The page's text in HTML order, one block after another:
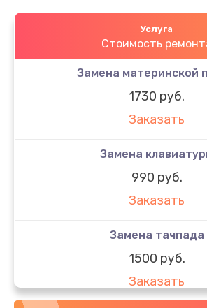
Услуга
Стоимость
Замена материнской
1730 руб.
Заказать
Замена
990 руб.
Заказать
Замена тачпада
1500 руб.
Заказать